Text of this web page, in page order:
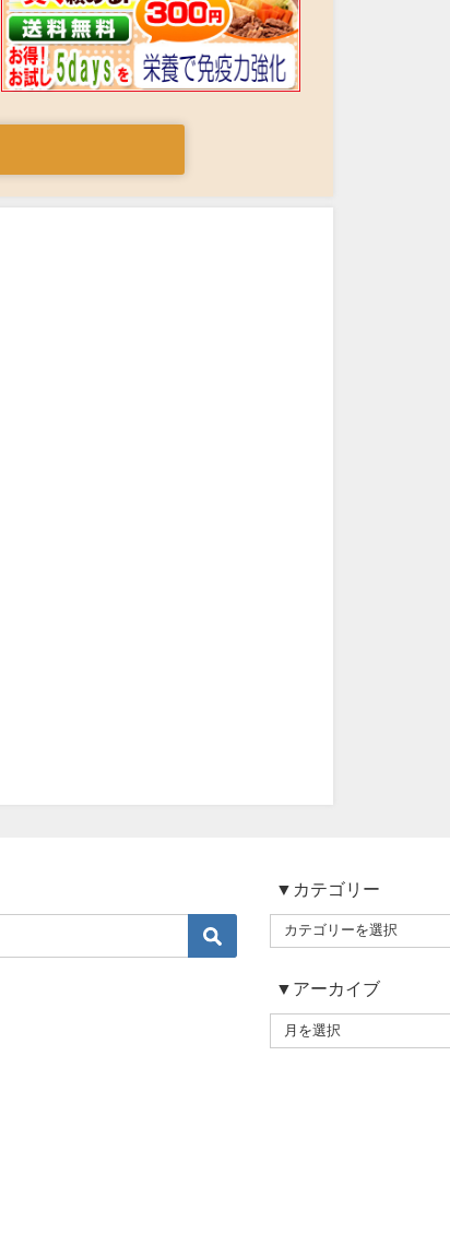
▼カテゴリー
▼アーカイブ